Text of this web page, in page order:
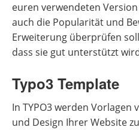
euren verwendeten
auch die Popularität und
Erweiterung überprüfen
dass sie gut unterstützt
Typo3 Template
In TYPO3 werden
und Design Ihrer Website